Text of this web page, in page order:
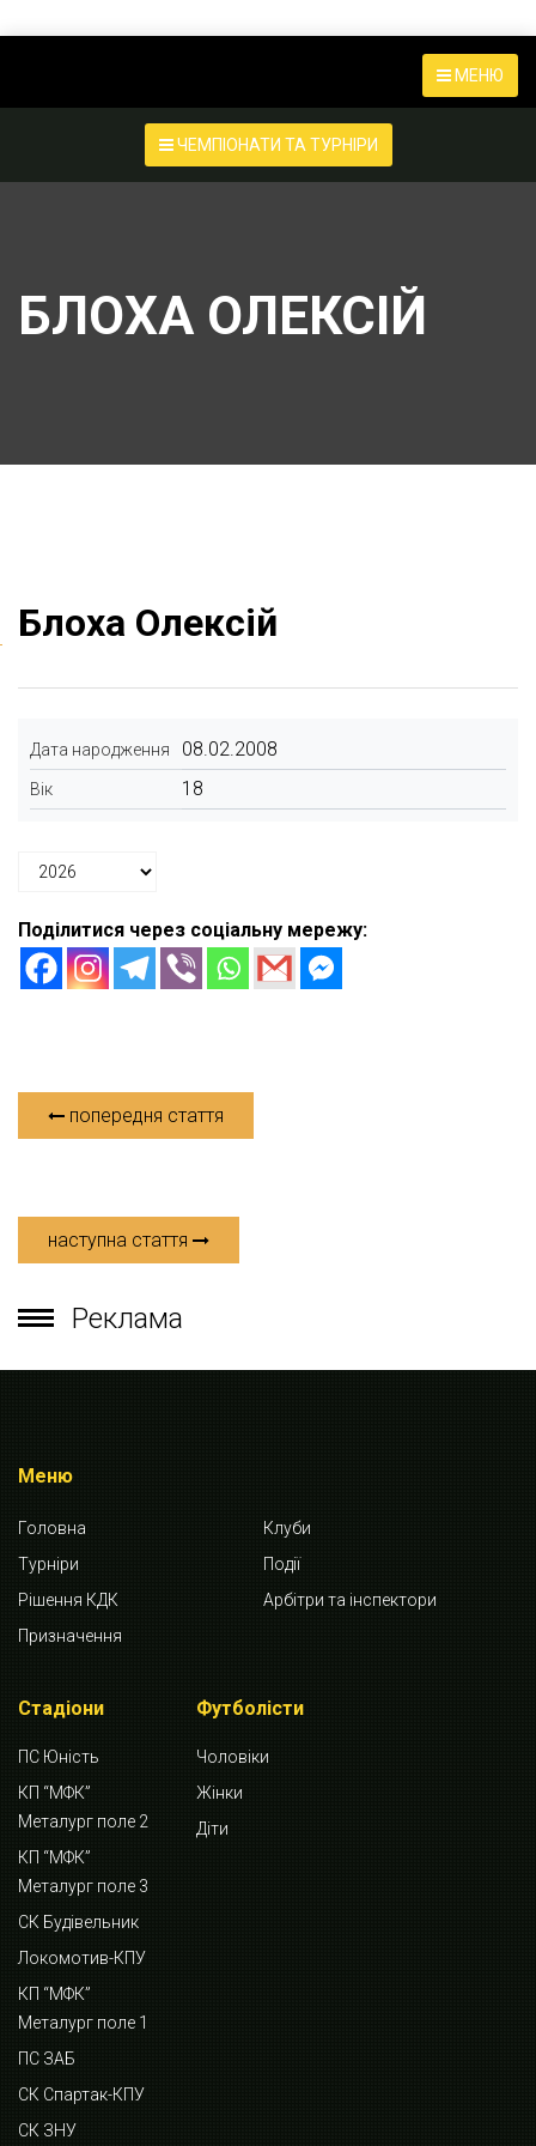
МЕНЮ
ЧЕМПІОНАТИ ТА ТУРНІРИ
БЛОХА ОЛЕКСІЙ
Блоха Олексій
Дата народження 08.02.2008
Вік 18
Поділитися через соціальну мережу:
попередня стаття
наступна стаття
Реклама
Меню
Головна
Клуби
Турніри
Події
Рішення КДК
Арбітри та інспектори
Призначення
Стадіони
ПС Юність
КП “МФК”
Металург поле 2
КП “МФК”
Металург поле 3
СК Будівельник
Локомотив-КПУ
КП “МФК”
Металург поле 1
ПС ЗАБ
СК Спартак-КПУ
СК ЗНУ
Футболісти
Чоловіки
Жінки
Діти